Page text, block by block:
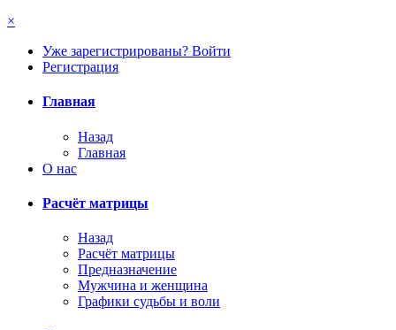
×
Уже зарегистрированы? Войти
Регистрация
Главная
Назад
Главная
О нас
Расчёт матрицы
Назад
Расчёт матрицы
Предназначение
Мужчина и женщина
Графики судьбы и воли